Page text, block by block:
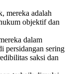
mereka adalah
objektif dan
dalam
persidangan sering
saksi dan